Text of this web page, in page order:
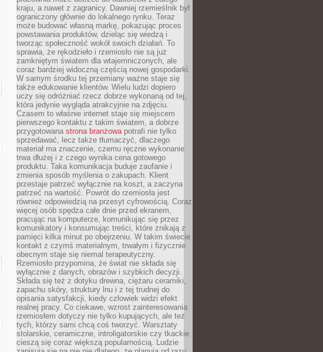
kraju, a nawet z zagranicy. Dawniej rzemieślnik był
ograniczony głównie do lokalnego rynku. Teraz
może budować własną markę, pokazując proces
powstawania produktów, dzieląc się wiedzą i
tworząc społeczność wokół swoich działań. To
sprawia, że rękodzieło i rzemiosło nie są już
zamkniętym światem dla wtajemniczonych, ale
coraz bardziej widoczną częścią nowej gospodarki.
W samym środku tej przemiany ważne staje się
także edukowanie klientów. Wielu ludzi dopiero
uczy się odróżniać rzecz dobrze wykonaną od tej,
która jedynie wygląda atrakcyjnie na zdjęciu.
Czasem to właśnie internet staje się miejscem
pierwszego kontaktu z takim światem, a dobrze
przygotowana strona branżowapotrafi nie tylko
sprzedawać, lecz także tłumaczyć, dlaczego
materiał ma znaczenie, czemu ręczne wykonanie
trwa dłużej i z czego wynika cena gotowego
produktu. Taka komunikacja buduje zaufanie i
zmienia sposób myślenia o zakupach. Klient
przestaje patrzeć wyłącznie na koszt, a zaczyna
patrzeć na wartość. Powrót do rzemiosła jest
również odpowiedzią na przesyt cyfrowością. Coraz
więcej osób spędza całe dnie przed ekranem,
pracując na komputerze, komunikując się przez
komunikatory i konsumując treści, które znikają z
pamięci kilka minut po obejrzeniu. W takim świecie
kontakt z czymś materialnym, trwałym i fizycznie
obecnym staje się niemal terapeutyczny.
Rzemiosło przypomina, że świat nie składa się
wyłącznie z danych, obrazów i szybkich decyzji.
Składa się też z dotyku drewna, ciężaru ceramiki,
zapachu skóry, struktury lnu i z tej trudnej do
opisania satysfakcji, kiedy człowiek widzi efekt
realnej pracy. Co ciekawe, wzrost zainteresowania
rzemiosłem dotyczy nie tylko kupujących, ale też
tych, którzy sami chcą coś tworzyć. Warsztaty
stolarskie, ceramiczne, introligatorskie czy tkackie
cieszą się coraz większą popularnością. Ludzie